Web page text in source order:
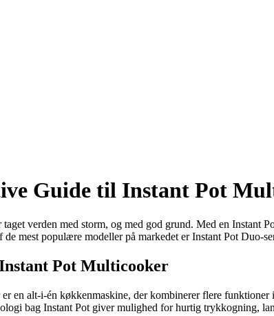
Guide til Instant Pot
verden med storm, og med god grund. Med en
de mest populære modeller på markedet er Instant Pot
Pot Multicooker
en alt-i-én køkkenmaskine, der kombinerer flere
bag Instant Pot giver mulighed for hurtig trykkogning,